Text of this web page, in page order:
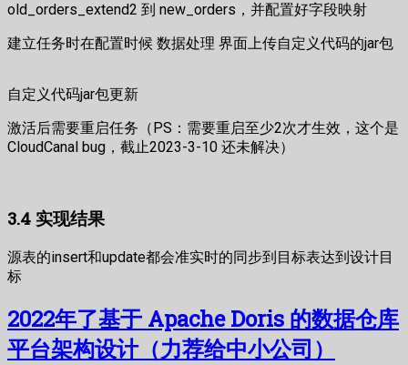
old_orders_extend2 到 new_orders，并配置好字段映射
建立任务时在配置时候 数据处理 界面上传自定义代码的jar包
自定义代码jar包更新
激活后需要重启任务（PS：需要重启至少2次才生效，这个是
CloudCanal bug，截止2023-3-10 还未解决）
3.4 实现结果
源表的insert和update都会准实时的同步到目标表达到设计目
标
2022年了基于 Apache Doris 的数据仓库
平台架构设计（力荐给中小公司）